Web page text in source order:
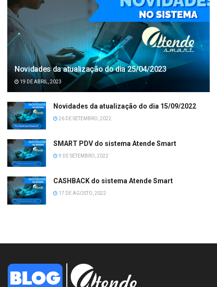
Novidades da atualização do dia 25/04/2023
19 DE ABRIL, 2023
Novidades da atualização do dia 15/09/2022
26 DE SETEMBRO, 2022
SMART PDV do sistema Atende Smart
9 DE SETEMBRO, 2022
CASHBACK do sistema Atende Smart
17 DE AGOSTO, 2022